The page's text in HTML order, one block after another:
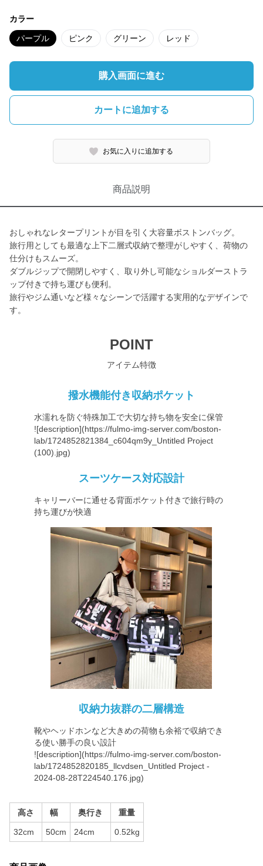
カラー
パープル ピンク グリーン レッド
購入画面に進む
カートに追加する
お気に入りに追加する
商品説明
おしゃれなレタープリントが目を引く大容量ボストンバッグ。
旅行用としても最適な上下二層式収納で整理がしやすく、荷物の
仕分けもスムーズ。
ダブルジップで開閉しやすく、取り外し可能なショルダーストラ
ップ付きで持ち運びも便利。
旅行やジム通いなど様々なシーンで活躍する実用的なデザインで
す。
POINT
アイテム特徴
撥水機能付き収納ポケット
水濡れを防ぐ特殊加工で大切な持ち物を安全に保管
![description](https://fulmo-img-server.com/boston-
lab/1724852821384_c604qm9y_Untitled Project
(100).jpg)
スーツケース対応設計
キャリーバーに通せる背面ポケット付きで旅行時の
持ち運びが快適
収納力抜群の二層構造
靴やヘッドホンなど大きめの荷物も余裕で収納でき
る使い勝手の良い設計
![description](https://fulmo-img-server.com/boston-
lab/1724852820185_llcvdsen_Untitled Project -
2024-08-28T224540.176.jpg)
高さ 幅 奥行き 重量
32cm 50cm 24cm 0.52kg